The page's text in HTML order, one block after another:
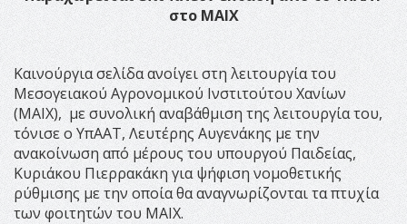
στο ΜΑΙΧ
Καινούργια σελίδα ανοίγει στη λειτουργία του
Μεσογειακού Αγρονομικού Ινστιτούτου Χανίων
(ΜΑΙΧ), με συνολική αναβάθμιση της λειτουργία του,
τόνισε ο ΥπΑΑΤ, Λευτέρης Αυγενάκης με την
ανακοίνωση από μέρους του υπουργού Παιδείας,
Κυριάκου Πιερρακάκη για ψήφιση νομοθετικής
ρύθμισης με την οποία θα αναγνωρίζονται τα πτυχία
των φοιτητών του ΜΑΙΧ.